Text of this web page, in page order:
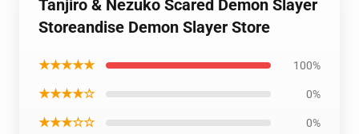
Tanjiro & Nezuko Scared Demon Slayer
Storeandise Demon Slayer Store
★★★★★ 100%
★★★★☆ 0%
★★★☆☆ 0%